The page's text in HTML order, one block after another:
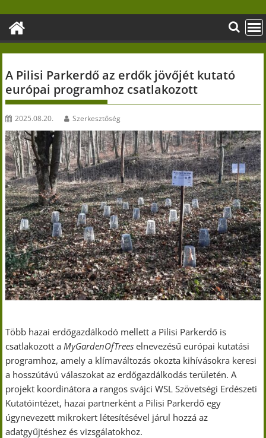
content
A Pilisi Parkerdő az erdők jövőjét kutató
európai programhoz csatlakozott
2025.08.20. Szerkesztőség
Több hazai erdőgazdálkodó mellett a Pilisi Parkerdő is
csatlakozott a MyGardenOfTrees elnevezésű európai kutatási
programhoz, amely a klímaváltozás okozta kihívásokra keresi
a hosszútávú válaszokat az erdőgazdálkodás területén. A
projekt koordinátora a rangos svájci WSL Szövetségi Erdészeti
Kutatóintézet, hazai partnerként a Pilisi Parkerdő egy
úgynevezett mikrokert létesítésével járul hozzá az
adatgyűjtéshez és vizsgálatokhoz.